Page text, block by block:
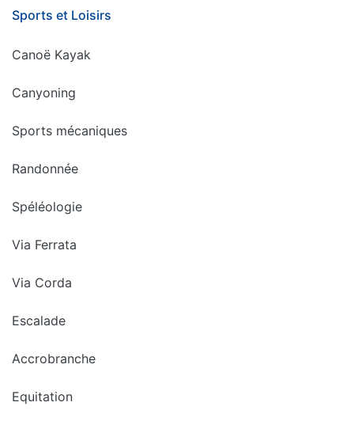
Sports et Loisirs
Canoë Kayak
Canyoning
Sports mécaniques
Randonnée
Spéléologie
Via Ferrata
Via Corda
Escalade
Accrobranche
Equitation